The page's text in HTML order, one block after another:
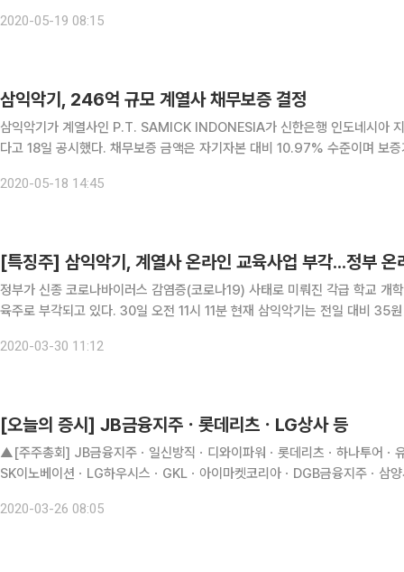
2020-05-19 08:15
삼익악기, 246억 규모 계열사 채무보증 결정
삼익악기가 계열사인 P.T. SAMICK INDONESIA가 신한은행 인도네시아
다고 18일 공시했다. 채무보증 금액은 자기자본 대비 10.97% 수준이며 보
2020-05-18 14:45
[특징주] 삼익악기, 계열사 온라인 교육사업 부각...정부 온
정부가 신종 코로나바이러스 감염증(코로나19) 사태로 미뤄진 각급 학교 개
육주로 부각되고 있다. 30일 오전 11시 11분 현재 삼익악기는 전일 대비 35원 오른 1200원에 거래 중이다. 29일 더불어민주당과 교육부
2020-03-30 11:12
[오늘의 증시] JB금융지주ㆍ롯데리츠ㆍLG상사 등
▲[주주총회] JB금융지주ㆍ일신방직ㆍ디와이파워ㆍ롯데리츠ㆍ하나투어ㆍ
SK이노베이션ㆍLG하우시스ㆍGKLㆍ아이마켓코리아ㆍDGB금융지주ㆍ삼
2020-03-26 08:05